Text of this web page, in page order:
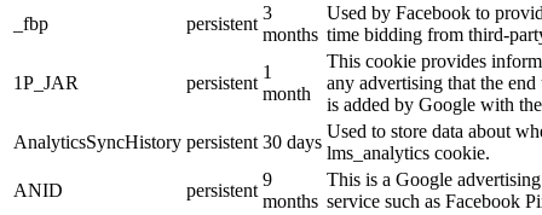
_fbp
persistent
3
months
Used by Facebook to
time bidding from third-
1P_JAR persistent
1
month
This cookie provides
any advertising that the
is added by Google with
AnalyticsSyncHistory persistent 30 days
Used to store data about
lms_analytics cookie.
ANID
persistent
9
months
This is a Google
service such as Facebook